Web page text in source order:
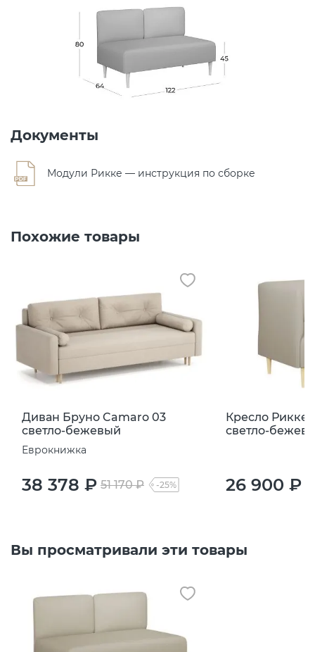
Документы
Модули Рикке — инструкция по сборке
Похожие товары
Диван Бруно Camaro 03
светло-бежевый
Еврокнижка
38 378 ₽ 51 170 ₽ -25%
Кресло Рикке
светло-
26 900 ₽
Вы просматривали эти товары